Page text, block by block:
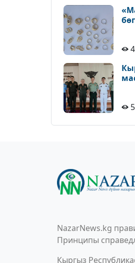
NazarNews.kg
Принципы
Кыргыз